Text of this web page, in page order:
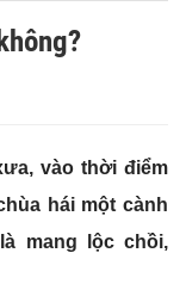
vào thời điểm
hái một cành
mang lộc chồi,